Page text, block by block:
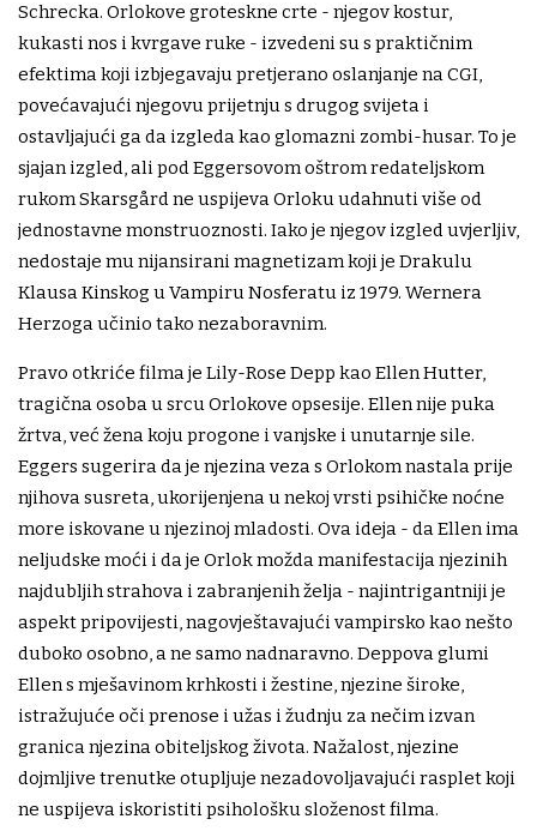
Schrecka. Orlokove groteskne crte - njegov kostur,
kukasti nos i kvrgave ruke - izvedeni su s praktičnim
efektima koji izbjegavaju pretjerano oslanjanje na CGI,
povećavajući njegovu prijetnju s drugog svijeta i
ostavljajući ga da izgleda kao glomazni zombi-husar. To je
sjajan izgled, ali pod Eggersovom oštrom redateljskom
rukom Skarsgård ne uspijeva Orloku udahnuti više od
jednostavne monstruoznosti. Iako je njegov izgled uvjerljiv,
nedostaje mu nijansirani magnetizam koji je Drakulu
Klausa Kinskog u Vampiru Nosferatu iz 1979. Wernera
Herzoga učinio tako nezaboravnim.
Pravo otkriće filma je Lily-Rose Depp kao Ellen Hutter,
tragična osoba u srcu Orlokove opsesije. Ellen nije puka
žrtva, već žena koju progone i vanjske i unutarnje sile.
Eggers sugerira da je njezina veza s Orlokom nastala prije
njihova susreta, ukorijenjena u nekoj vrsti psihičke noćne
more iskovane u njezinoj mladosti. Ova ideja - da Ellen ima
neljudske moći i da je Orlok možda manifestacija njezinih
najdubljih strahova i zabranjenih želja - najintrigantniji je
aspekt pripovijesti, nagovještavajući vampirsko kao nešto
duboko osobno, a ne samo nadnaravno. Deppova glumi
Ellen s mješavinom krhkosti i žestine, njezine široke,
istražujuće oči prenose i užas i žudnju za nečim izvan
granica njezina obiteljskog života. Nažalost, njezine
dojmljive trenutke otupljuje nezadovoljavajući rasplet koji
ne uspijeva iskoristiti psihološku složenost filma.